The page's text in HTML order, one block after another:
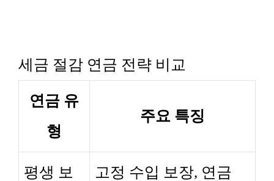
세금 절감 연금 전략 비교
연금 유
형
주요 특징
평생 보
고정 수입 보장, 연금